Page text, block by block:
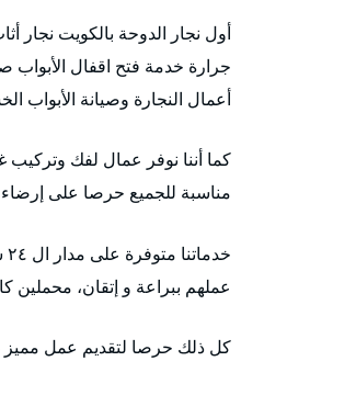
أول نجار الدوحة بالكويت نجار
جرارة خدمة فتح اقفال الأبواب
أعمال النجارة وصيانة الأبواب
كما أننا نوفر عمال لفك وتركيب
مناسبة للجميع حرصا على
عملهم ببراعة و إتقان، محملين
كل ذلك حرصا لتقديم عمل مميز